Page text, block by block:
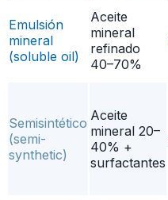
Emulsión
mineral
(soluble oil)
Aceite
mineral
refinado
40–70%
Semisintético
(semi-
synthetic)
Aceite
mineral 20–
40% +
surfactantes